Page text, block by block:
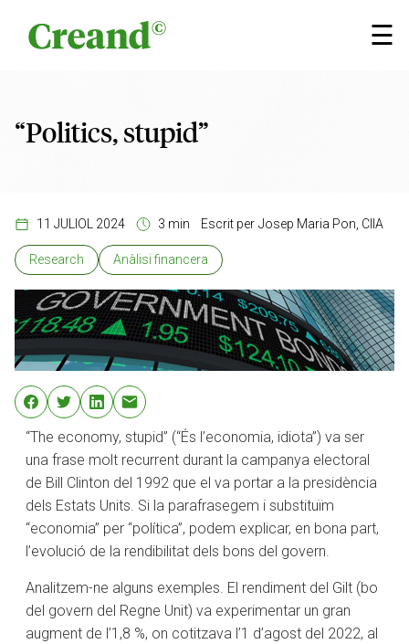
☰
×
“Politics, stupid”
11 JULIOL 2024 3 min Escrit per Josep Maria Pon, CIIA
Research Anàlisi financera
“The economy, stupid” (“És l’economia, idiota”) va ser
una frase molt recurrent durant la campanya electoral
de Bill Clinton del 1992 que el va portar a la presidència
dels Estats Units. Si la parafrasegem i substituïm
“economia” per “política”, podem explicar, en bona part,
l’evolució de la rendibilitat dels bons del govern.
Analitzem-ne alguns exemples. El rendiment del Gilt (bo
del govern del Regne Unit) va experimentar un gran
augment de l’1,8 %, on cotitzava l’1 d’agost del 2022, al